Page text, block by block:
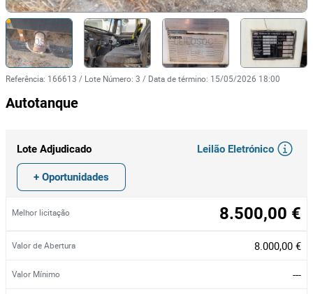
Referência: 166613 / Lote Número: 3 / Data de término: 15/05/2026 18:00
Autotanque
Lote Adjudicado Leilão Eletrónico
+ Oportunidades
Melhor licitação 8.500,00 €
Valor de Abertura 8.000,00 €
Valor Mínimo ---